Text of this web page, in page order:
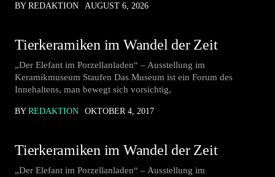
BY REDAKTION AUGUST 6, 2026
Tierkeramiken im Wandel der Zeit
„Der Elefant im Porzellanladen“ – Ausstellung im
Keramikmuseum Staufen Das Museum ist ein Forum des
Innehaltens, man bewegt sich vorsichtig,
BY REDAKTION OKTOBER 4, 2017
Tierkeramiken im Wandel der Zeit
„Der Elefant im Porzellanladen“ – Ausstellung im